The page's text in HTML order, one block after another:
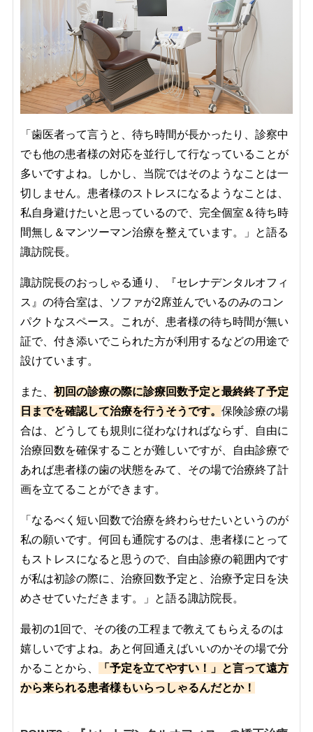
「歯医者って言うと、待ち時間が長かったり、診察中
でも他の患者様の対応を並行して行なっていることが
多いですよね。しかし、当院ではそのようなことは一
切しません。患者様のストレスになるようなことは、
私自身避けたいと思っているので、完全個室＆待ち時
間無し＆マンツーマン治療を整えています。」と語る
諏訪院長。
諏訪院長のおっしゃる通り、『セレナデンタルオフィ
ス』の待合室は、ソファが2席並んでいるのみのコン
パクトなスペース。これが、患者様の待ち時間が無い
証で、付き添いでこられた方が利用するなどの用途で
設けています。
また、 初回の診療の際に診療回数予定と最終終了予定
日までを確認して治療を行うそうです。 保険診療の場
合は、どうしても規則に従わなければならず、自由に
治療回数を確保することが難しいですが、自由診療で
あれば患者様の歯の状態をみて、その場で治療終了計
画を立てることができます。
「なるべく短い回数で治療を終わらせたいというのが
私の願いです。何回も通院するのは、患者様にとって
もストレスになると思うので、自由診療の範囲内です
が私は初診の際に、治療回数予定と、治療予定日を決
めさせていただきます。」と語る諏訪院長。
最初の1回で、その後の工程まで教えてもらえるのは
嬉しいですよね。あと何回通えばいいのかその場で分
かることから、
「予定を立てやすい！」と言って遠方
から来られる患者様もいらっしゃるんだとか！